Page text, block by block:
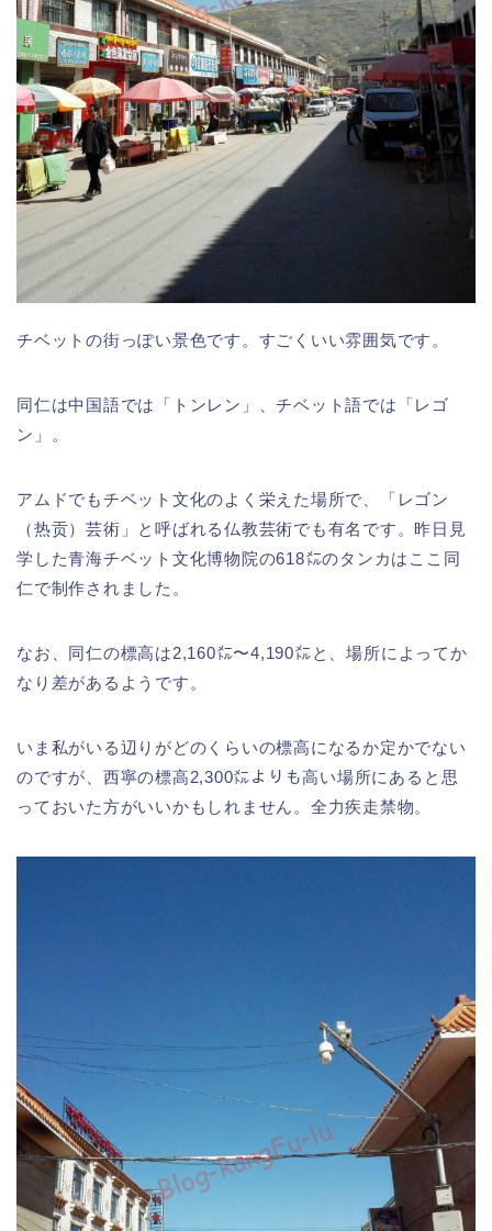
チベットの街っぽい景色です。すごくいい雰囲気です。
同仁は中国語では「トンレン」、チベット語では「レゴ
ン」。
アムドでもチベット文化のよく栄えた場所で、「レゴン
（热贡）芸術」と呼ばれる仏教芸術でも有名です。昨日見
学した青海チベット文化博物院の618㍍のタンカはここ同
仁で制作されました。
なお、同仁の標高は2,160㍍〜4,190㍍と、場所によってか
なり差があるようです。
いま私がいる辺りがどのくらいの標高になるか定かでない
のですが、西寧の標高2,300㍍よりも高い場所にあると思
っておいた方がいいかもしれません。全力疾走禁物。